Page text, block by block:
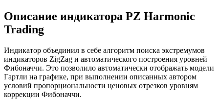
Описание индикатора PZ Harmonic
Trading
Индикатор объединил в себе алгоритм поиска экстремумов
индикаторов ZigZag и автоматического построения уровней
Фибоначчи. Это позволило автоматически отображать модели
Гартли на графике, при выполнении описанных автором
условий пропорциональности ценовых отрезков уровням
коррекции Фибоначчи.